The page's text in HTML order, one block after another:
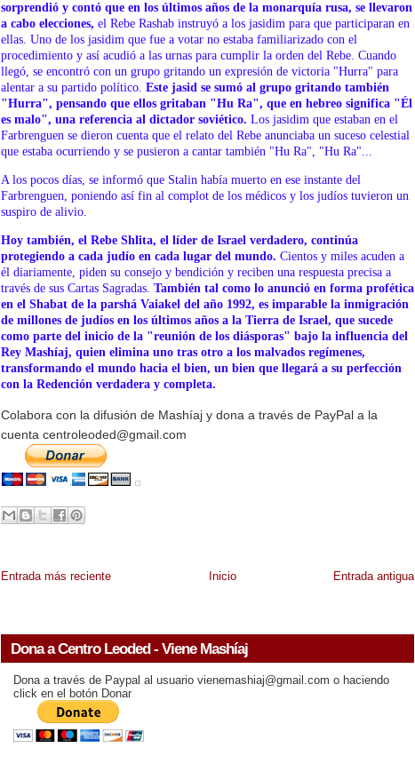
sorprendió y contó que en los últimos años de la monarquía rusa, se llevaron
a cabo elecciones, el Rebe Rashab instruyó a los jasidim para que participaran en
ellas. Uno de los jasidim que fue a votar no estaba familiarizado con el
procedimiento y así acudió a las urnas para cumplir la orden del Rebe. Cuando
llegó, se encontró con un grupo gritando un expresión de victoria "Hurra" para
alentar a su partido político. Este jasid se sumó al grupo gritando también
"Hurra", pensando que ellos gritaban "Hu Ra", que en hebreo significa "Él
es malo", una referencia al dictador soviético. Los jasidim que estaban en el
Farbrenguen se dieron cuenta que el relato del Rebe anunciaba un suceso celestial
que estaba ocurriendo y se pusieron a cantar también "Hu Ra", "Hu Ra"...
A los pocos días, se informó que Stalin había muerto en ese instante del
Farbrenguen, poniendo así fin al complot de los médicos y los judíos tuvieron un
suspiro de alivio.
Hoy también, el Rebe Shlita, el líder de Israel verdadero, continúa
protegiendo a cada judío en cada lugar del mundo. Cientos y miles acuden a
él diariamente, piden su consejo y bendición y reciben una respuesta precisa a
través de sus Cartas Sagradas. También tal como lo anunció en forma profética
en el Shabat de la parshá Vaiakel del año 1992, es imparable la inmigración
de millones de judíos en los últimos años a la Tierra de Israel, que sucede
como parte del inicio de la "reunión de los diásporas" bajo la influencia del
Rey Mashíaj, quien elimina uno tras otro a los malvados regímenes,
transformando el mundo hacia el bien, un bien que llegará a su perfección
con la Redención verdadera y completa.
Colabora con la difusión de Mashíaj y dona a través de PayPal a la
cuenta centroleoded@gmail.com
Entrada más reciente Entrada antigua
Inicio
Dona a Centro Leoded - Viene Mashíaj
Dona a través de Paypal al usuario vienemashiaj@gmail.com o haciendo
click en el botón Donar